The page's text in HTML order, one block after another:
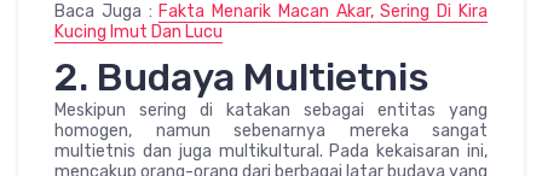
Baca Juga : Fakta Menarik Macan Akar, Sering Di Kira
Kucing Imut Dan Lucu
2. Budaya Multietnis
Meskipun sering di katakan sebagai entitas yang
homogen, namun sebenarnya mereka sangat
multietnis dan juga multikultural. Pada kekaisaran ini,
mencakup orang-orang dari berbagai latar budaya yang